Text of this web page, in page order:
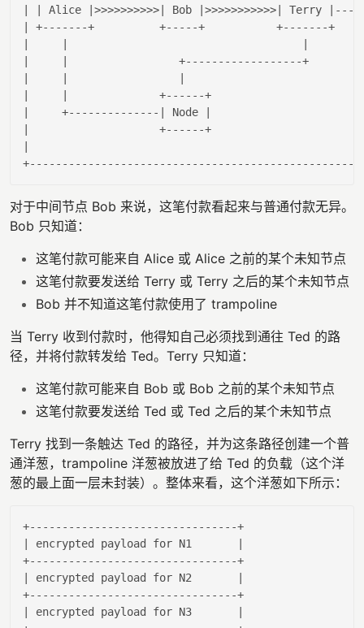
| |
Alice |>>>>>>>>>>| Bob |>>>>>>>>>>>| Terry
| +-------+          +-----+           +-------+   |
|     |
|       |
|     |
                 +------------------+
|
|                 |
|
|              +------+                      |
|     +--------------|
Node
|                      |
|                    +------+                      |
|                                                  |
对于中间节点 Bob 来说，这笔付款看起来与普通付款无异。
Bob 只知道：
这笔付款可能来自 Alice 或 Alice 之前的某个未知节点
这笔付款要发送给 Terry 或 Terry 之后的某个未知节点
Bob 并不知道这笔付款使用了 trampoline
当 Terry 收到付款时，他得知自己必须找到通往 Ted 的路
径，并将付款转发给 Ted。Terry 只知道：
这笔付款可能来自 Bob 或 Bob 之前的某个未知节点
这笔付款要发送给 Ted 或 Ted 之后的某个未知节点
Terry 找到一条触达 Ted 的路径，并为这条路径创建一个普
通洋葱，trampoline 洋葱被放进了给 Ted 的负载（这个洋
葱的最上面一层未封装）。整体来看，这个洋葱如下所示：
| encrypted payload for N1       |
| encrypted payload for N2       |
| encrypted payload for N3       |